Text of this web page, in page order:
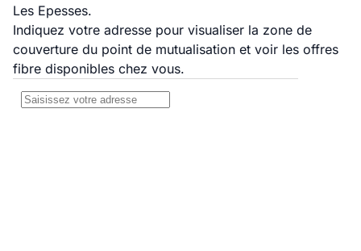
Les Epesses.
Indiquez votre adresse pour visualiser la zone de
couverture du point de mutualisation et voir les offres
fibre disponibles chez vous.